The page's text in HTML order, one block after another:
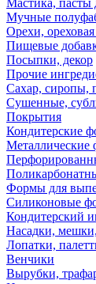
Мастика, пасты
Мучные
Орехи,
Пищевые
Посыпки, декор
Прочие
Сахар, сиропы,
Сушенные,
Покрытия
Кондитерские
Металлические
Формы для
Силиконовые
Кондитерский
Насадки,
Лопатки,
Венчики
Вырубки,